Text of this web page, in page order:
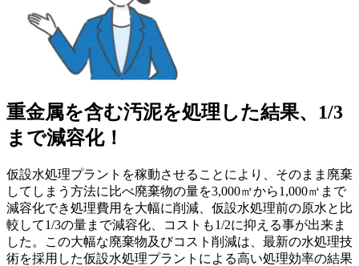
重金属を含む汚泥を処理した結果、1/3
まで減容化！
仮設水処理プラントを稼動させることにより、そのまま廃棄
してしまう方法に比べ廃棄物の量を3,000㎥から1,000㎥まで
減容化でき処理費用を大幅に削減、仮設水処理前の原水と比
較して1/3の量まで減容化、コストも1/2に抑える事が出来ま
した。この大幅な廃棄物及びコスト削減は、最新の水処理技
術を採用した仮設水処理プラントによる高い処理効率の結果